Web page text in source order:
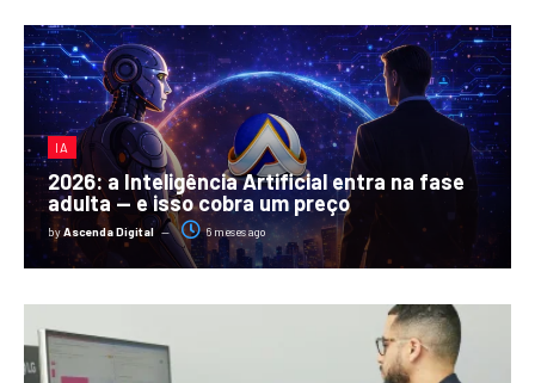
IA
2026: a Inteligência Artificial entra na fase
adulta — e isso cobra um preço
byAscenda Digital 6 meses ago